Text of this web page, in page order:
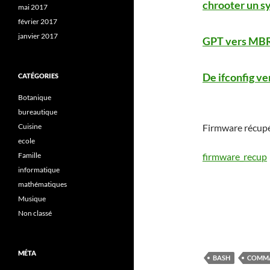
chrooter un
GPT vers
De ifconfig
Firmware
firmware_recup
BASH
mai 2017
février 2017
janvier 2017
CATÉGORIES
Botanique
bureautique
Cuisine
ecole
Famille
informatique
mathématiques
Musique
Non classé
MÉTA